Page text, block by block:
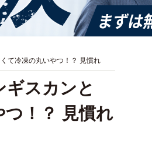
て冷凍の丸いやつ！？ 見慣れ
スカンと
！？ 見慣れ